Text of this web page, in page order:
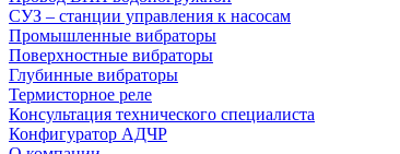
СУЗ – станции управления к насосам
Промышленные вибраторы
Поверхностные вибраторы
Глубинные вибраторы
Термисторное реле
Консультация технического специалиста
Конфигуратор АДЧР